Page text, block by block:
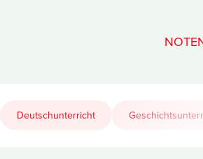
Deutschunterricht